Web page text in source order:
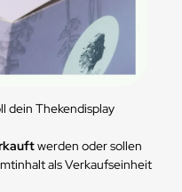
dein Thekendisplay
werden oder sollen
als Verkaufseinheit